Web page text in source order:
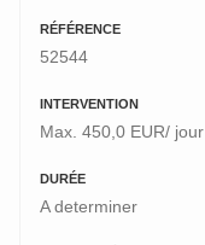
RÉFÉRENCE
52544
INTERVENTION
Max. 450,0 EUR/ jour
DURÉE
A determiner